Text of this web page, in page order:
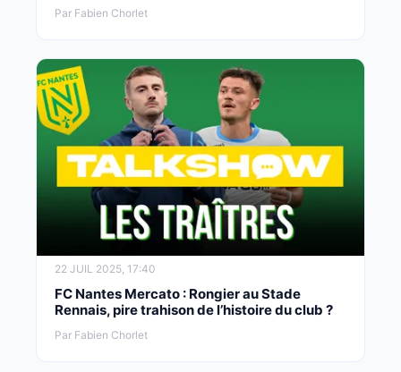
Par Fabien Chorlet
22 JUIL 2025, 17:40
FC Nantes Mercato : Rongier au Stade
Rennais, pire trahison de l’histoire du club ?
Par Fabien Chorlet